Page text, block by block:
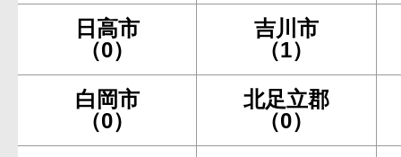
日高市
（0）
吉川市
（1）
白岡市
（0）
北足立郡
（0）